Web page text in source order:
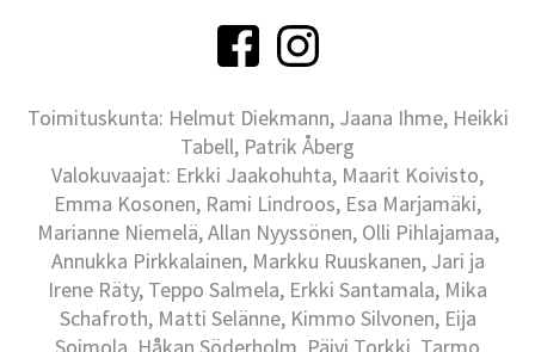
Toimituskunta: Helmut Diekmann, Jaana Ihme, Heikki
Tabell, Patrik Åberg
Valokuvaajat: Erkki Jaakohuhta, Maarit Koivisto,
Emma Kosonen, Rami Lindroos, Esa Marjamäki,
Marianne Niemelä, Allan Nyyssönen, Olli Pihlajamaa,
Annukka Pirkkalainen, Markku Ruuskanen, Jari ja
Irene Räty, Teppo Salmela, Erkki Santamala, Mika
Schafroth, Matti Selänne, Kimmo Silvonen, Eija